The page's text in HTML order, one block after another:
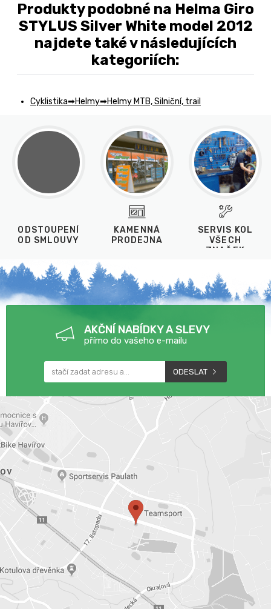
Produkty podobné na Helma Giro
STYLUS Silver White model 2012
najdete také v následujících
kategoriích:
Cyklistika Helmy Helmy MTB, Silniční, trail
ODSTOUPENÍ
OD SMLOUVY
KAMENNÁ
PRODEJNA
SERVIS KOL
VŠECH
ZNAČEK
AKČNÍ NABÍDKY A SLEVY
přímo do vašeho e-mailu
ODESLAT